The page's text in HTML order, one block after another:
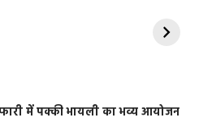
में पक्की भायली का भव्य आयोजन